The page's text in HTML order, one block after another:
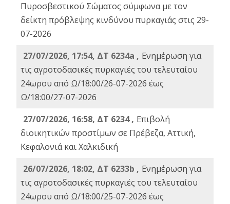
Πυροσβεστικού Σώματος σύμφωνα με τον
δείκτη πρόβλεψης κινδύνου πυρκαγιάς στις 29-
07-2026
27/07/2026, 17:54, ΔΤ 6234a , Ενημέρωση για
τις αγροτοδασικές πυρκαγιές του τελευταίου
24ωρου από Ω/18:00/26-07-2026 έως
Ω/18:00/27-07-2026
27/07/2026, 16:58, ΔΤ 6234 , Eπιβολή
διοικητικών προστίμων σε Πρέβεζα, Αττική,
Κεφαλονιά και Χαλκιδική
26/07/2026, 18:02, ΔΤ 6233b , Ενημέρωση για
τις αγροτοδασικές πυρκαγιές του τελευταίου
24ωρου από Ω/18:00/25-07-2026 έως